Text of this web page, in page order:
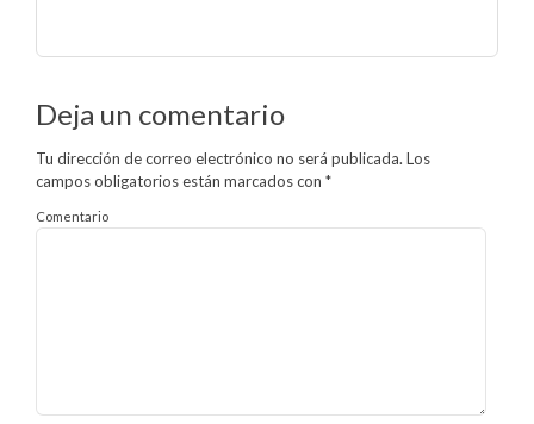
Deja un comentario
Tu dirección de correo electrónico no será publicada. Los
campos obligatorios están marcados con *
Comentario